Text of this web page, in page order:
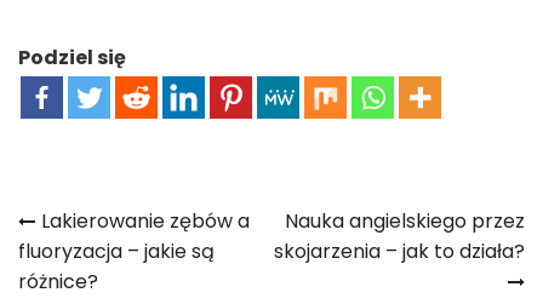
Podziel się
Nawigacja
wpisu
Lakierowanie zębów a
fluoryzacja – jakie są
różnice?
Nauka angielskiego przez
skojarzenia – jak to działa?